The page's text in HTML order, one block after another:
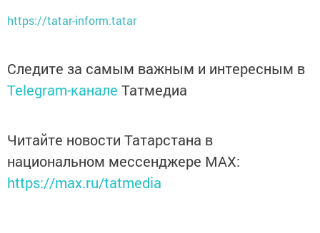
https://tatar-inform.tatar
Следите за самым важным и интересным в
Telegram-канале Татмедиа
Читайте новости Татарстана в
национальном мессенджере MАХ:
https://max.ru/tatmedia